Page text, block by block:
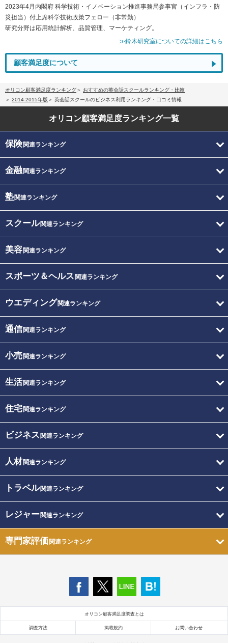
2023年4月内閣府 科学技術・イノベーション推進事務局参事官（インフラ・防
災担当）付上席科学技術政策フェロー（非常勤）
研究分野は応用統計解析、品質管理、マーケティング。
≫鈴木研究室についての詳細はこちら
顧客満足度について
オリコン顧客満足度ランキング
おすすめの英会話スクールランキング・比較
2014-2015年版
英会話スクールのビジネス利用ランキング・口コミ情報
オリコン顧客満足度ランキング一覧
保険関連ランキング
金融関連ランキング
塾関連ランキング
スクール関連ランキング
美容関連ランキング
スポーツ＆ヘルス 関連ランキング
ウエディング関連ランキング
通信関連ランキング
小売関連ランキング
生活関連ランキング
住宅関連ランキング
ビジネス 関連ランキング
人材関連ランキング
トラベル関連ランキング
レジャー関連ランキング
専門家評価関連ランキング
オリコン顧客満足度調査とは
調査方法 掲載規約 お問い合わせ